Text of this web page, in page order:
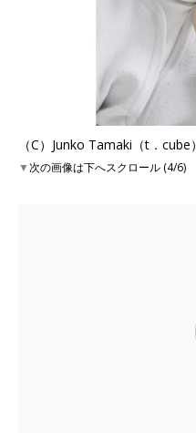
（C）Junko Tamaki（t．cube）
▼次の画像は下へスクロール (4/6)